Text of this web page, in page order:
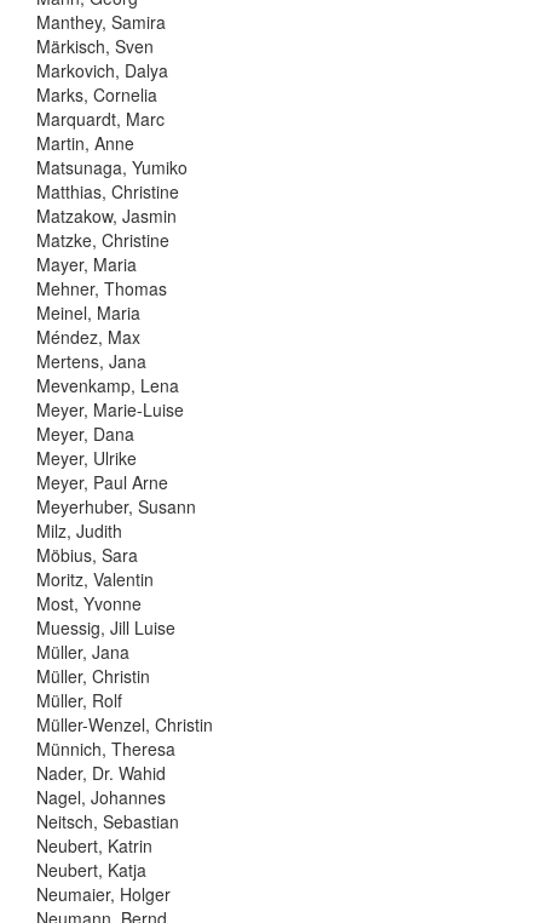
Manthey, Samira
Märkisch, Sven
Markovich, Dalya
Marks, Cornelia
Marquardt, Marc
Martin, Anne
Matsunaga, Yumiko
Matthias, Christine
Matzakow, Jasmin
Matzke, Christine
Mayer, Maria
Mehner, Thomas
Meinel, Maria
Méndez, Max
Mertens, Jana
Mevenkamp, Lena
Meyer, Marie-Luise
Meyer, Dana
Meyer, Ulrike
Meyer, Paul Arne
Meyerhuber, Susann
Milz, Judith
Möbius, Sara
Moritz, Valentin
Most, Yvonne
Muessig, Jill Luise
Müller, Jana
Müller, Christin
Müller, Rolf
Müller-Wenzel, Christin
Münnich, Theresa
Nader, Dr. Wahid
Nagel, Johannes
Neitsch, Sebastian
Neubert, Katrin
Neubert, Katja
Neumaier, Holger
Neumann, Bernd